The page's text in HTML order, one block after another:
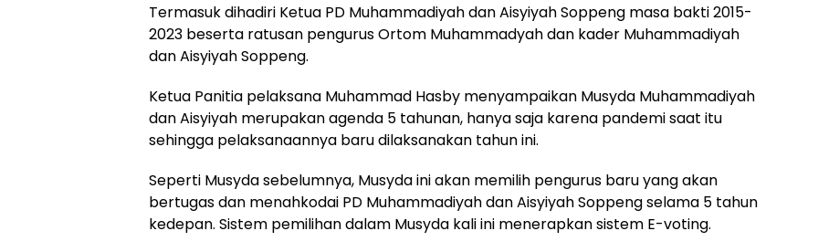
Termasuk dihadiri Ketua PD Muhammadiyah dan Aisyiyah Soppeng masa bakti 2015-
2023 beserta ratusan pengurus Ortom Muhammadyah dan kader Muhammadiyah
dan Aisyiyah Soppeng.
Ketua Panitia pelaksana Muhammad Hasby menyampaikan Musyda Muhammadiyah
dan Aisyiyah merupakan agenda 5 tahunan, hanya saja karena pandemi saat itu
sehingga pelaksanaannya baru dilaksanakan tahun ini.
Seperti Musyda sebelumnya, Musyda ini akan memilih pengurus baru yang akan
bertugas dan menahkodai PD Muhammadiyah dan Aisyiyah Soppeng selama 5 tahun
kedepan. Sistem pemilihan dalam Musyda kali ini menerapkan sistem E-voting.